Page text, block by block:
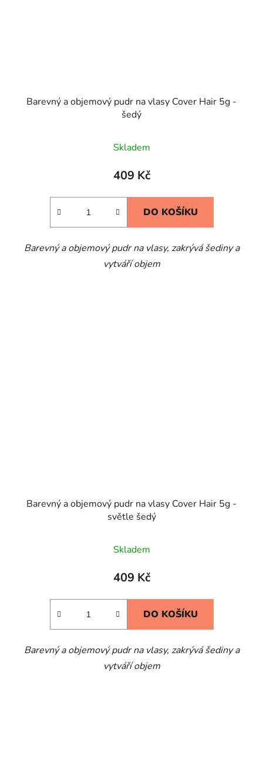
Barevný a objemový pudr na vlasy Cover Hair 5g -
šedý
Skladem
409 Kč
DO KOŠÍKU
Barevný a objemový pudr na vlasy, zakrývá šediny a
vytváří objem
Barevný a objemový pudr na vlasy Cover Hair 5g -
světle šedý
Skladem
409 Kč
DO KOŠÍKU
Barevný a objemový pudr na vlasy, zakrývá šediny a
vytváří objem